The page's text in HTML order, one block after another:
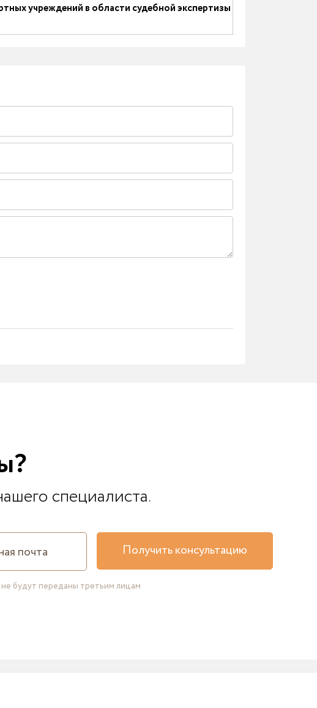
учреждений в области судебной экспертизы
специалиста.
Получить консультацию
будут переданы третьим лицам